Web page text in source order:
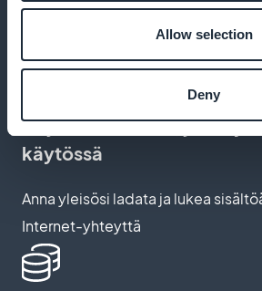
Allow selection
Deny
Anna käyttäjillesi mahdollisuus
suosikkisisältöä nopeaa käyttöä
Tarjoa offline-tila, jossa
käytössä
Anna yleisösi ladata ja lukea
Internet-yhteyttä